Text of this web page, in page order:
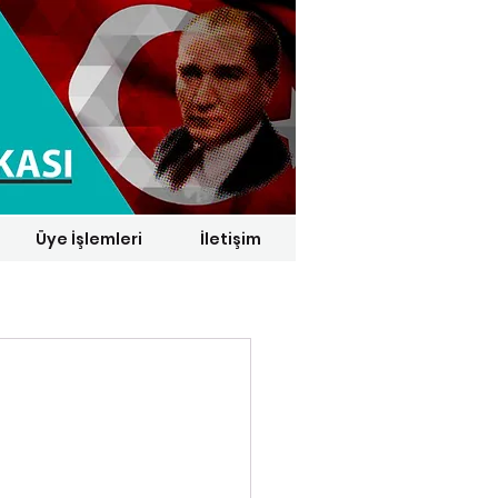
Üye İşlemleri İletişim